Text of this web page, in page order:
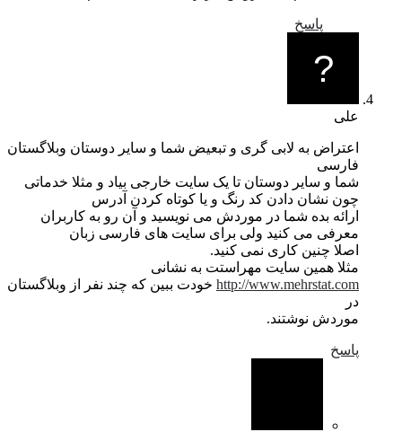
پاسخ
اعتراض به لابی گری و تبعیض شما و سایر دوستان وبلاگستان
فارسی
شما و سایر دوستان تا یک سایت خارجی بیاد و مثلا خدماتی
چون نشان دادن کد رنگ و یا کوتاه کردن آدرس
ارائه بده شما در موردش می نویسید و آن رو به کاربران
معرفی می کنید ولی برای سایت های فارسی زبان
اصلا چنین کاری نمی کنید.
مثلا همین سایت مهراستت به نشانی
http://www.mehrstat.comخودت ببین که چند نفر از وبلاگستان
موردش نوشتند.
پاسخ